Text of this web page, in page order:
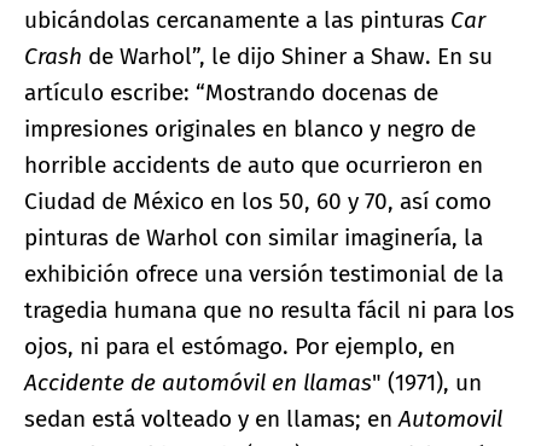
ubicándolas cercanamente a las pinturas Car
Crash de Warhol”, le dijo Shiner a Shaw. En su
artículo escribe: “Mostrando docenas de
impresiones originales en blanco y negro de
horrible accidents de auto que ocurrieron en
Ciudad de México en los 50, 60 y 70, así como
pinturas de Warhol con similar imaginería, la
exhibición ofrece una versión testimonial de la
tragedia humana que no resulta fácil ni para los
ojos, ni para el estómago. Por ejemplo, en
Accidente de automóvil en llamas" (1971), un
sedan está volteado y en llamas; enAutomovil